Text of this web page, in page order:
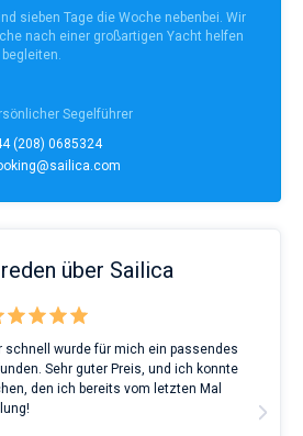
sieben Tage die Woche nebenbei. Wir
nach einer großartigen Yacht helfen
Segelführer
(208) 0685324
über Sailica
schnell wurde für mich ein passendes
Sehr guter Preis, und ich konnte
den ich bereits vom letzten Mal